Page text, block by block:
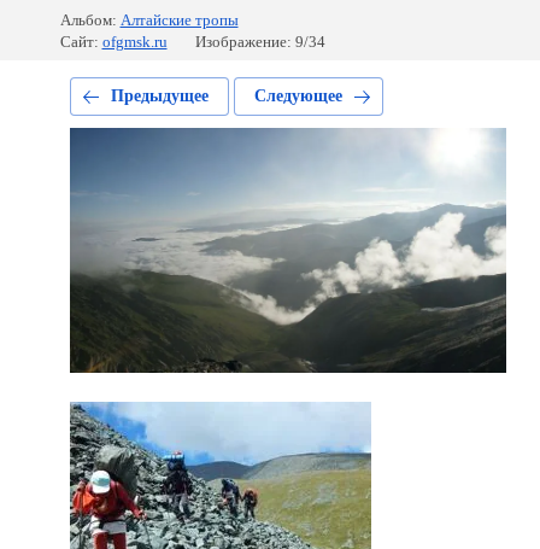
Альбом: Алтайские тропы
Сайт: ofgmsk.ru Изображение: 9/34
Предыдущее Следующее